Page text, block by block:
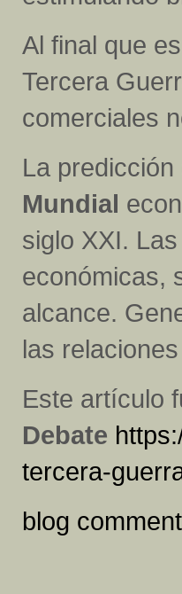
Al final que
Tercera
comerciales
La predicción
Mundial
siglo XXI.
económicas,
alcance.
las
Este artículo
Debate
tercera-
blog